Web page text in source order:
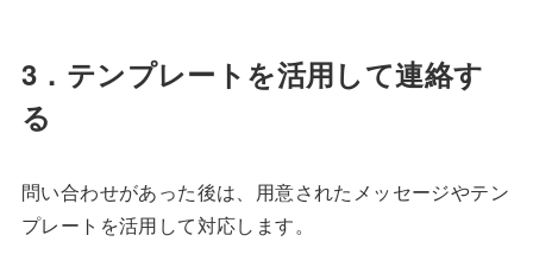
3．テンプレートを活用して連絡す
る
問い合わせがあった後は、用意されたメッセージやテン
プレートを活用して対応します。